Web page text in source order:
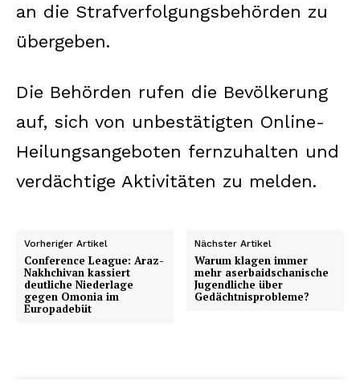
an die Strafverfolgungsbehörden zu
übergeben.
Die Behörden rufen die Bevölkerung
auf, sich von unbestätigten Online-
Heilungsangeboten fernzuhalten und
verdächtige Aktivitäten zu melden.
Vorheriger Artikel
Conference League: Araz-
Nakhchivan kassiert
deutliche Niederlage
gegen Omonia im
Europadebüt
Nächster Artikel
Warum klagen immer
mehr aserbaidschanische
Jugendliche über
Gedächtnisprobleme?